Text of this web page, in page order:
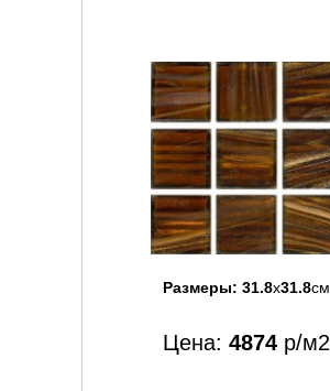
Размеры: 31.8x31.8см
Цена: 4874 р/м2